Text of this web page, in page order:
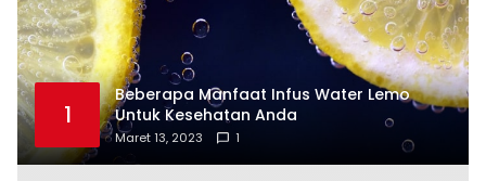
1
Beberapa Manfaat Infus Water Lemo
Untuk Kesehatan Anda
Maret 13, 2023 1